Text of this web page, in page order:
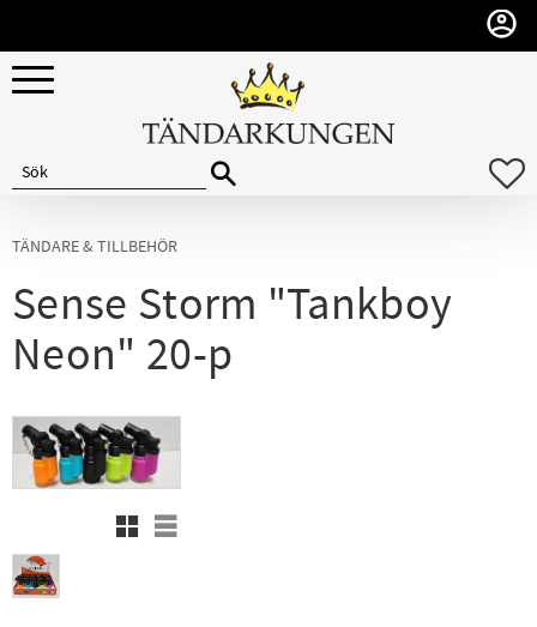
Meny
TÄNDARE & TILLBEHÖR
Sense Storm "Tankboy
Neon" 20-p
Rutnätsvy
Listvy